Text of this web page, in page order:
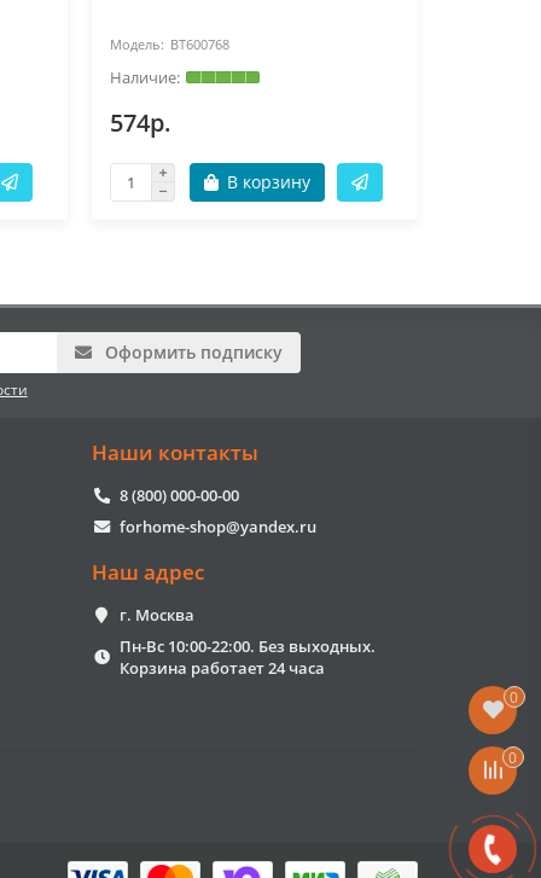
BT600768
574р.
В корзину
Оформить подписку
Наши контакты
8 (800) 000-00-00
forhome-shop@yandex.ru
Наш адрес
г. Москва
Пн-Вс 10:00-22:00. Без выходных.
Корзина работает 24 часа
0
0